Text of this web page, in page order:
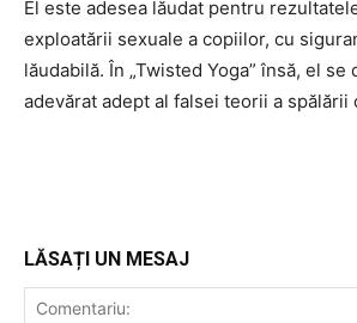
El este adesea lăudat pentru
exploatării sexuale a copiilor, cu
lăudabilă. În „Twisted Yoga” însă, el
adevărat adept al falsei teorii a spălării
LĂSAȚI UN MESAJ